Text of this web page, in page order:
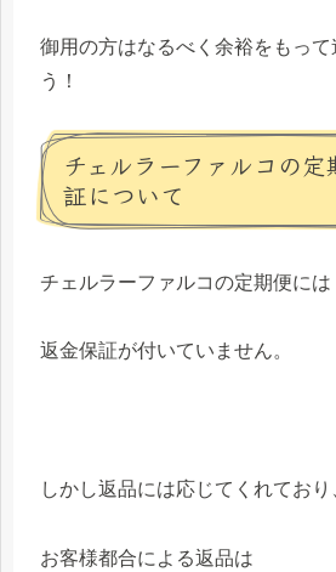
御用の方はなるべく余裕をもって
う！
チェルラーファルコの
証について
チェルラーファルコの定期便には
返金保証が付いていません。
しかし返品には応じてくれており
お客様都合による返品は